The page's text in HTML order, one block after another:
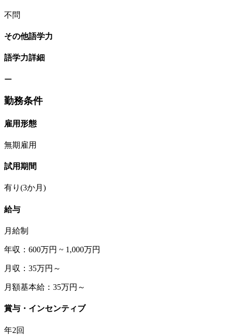
不問
その他語学力
語学力詳細
ー
勤務条件
雇用形態
無期雇用
試用期間
有り(3か月)
給与
月給制
年収：600万円 ~ 1,000万円
月収：35万円～
月額基本給：35万円～
賞与・インセンティブ
年2回